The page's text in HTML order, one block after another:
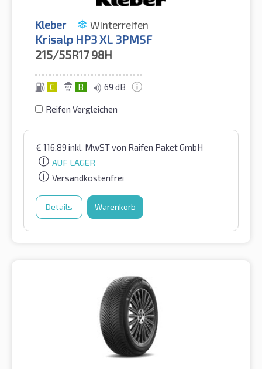
Kleber Winterreifen
Krisalp HP3 XL 3PMSF
215/55R17 98H
C B 69 dB
Reifen Vergleichen
€ 116,89 inkl. MwSTvon Raifen Paket GmbH
AUF LAGER
Versandkostenfrei
Details Warenkorb